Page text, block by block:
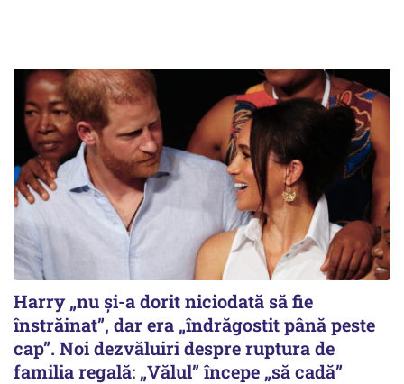
Harry „nu și-a dorit niciodată să fie
înstrăinat”, dar era „îndrăgostit până peste
cap”. Noi dezvăluiri despre ruptura de
familia regală: „Vălul” începe „să cadă”